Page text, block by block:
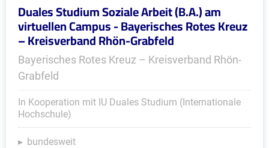
Duales Studium Soziale Arbeit (B.A.) am
virtuellen Campus - Bayerisches Rotes Kreuz
– Kreisverband Rhön-Grabfeld
Bayerisches Rotes Kreuz – Kreisverband Rhön-
Grabfeld
In Kooperation mit IU Duales Studium (Internationale
Hochschule)
bundesweit